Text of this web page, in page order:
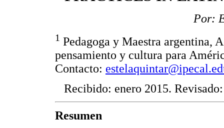
Por:
1 Pedagoga y Maestra argentina,
pensamiento y cultura para
Contacto:
Recibido: enero 2015.
Resumen